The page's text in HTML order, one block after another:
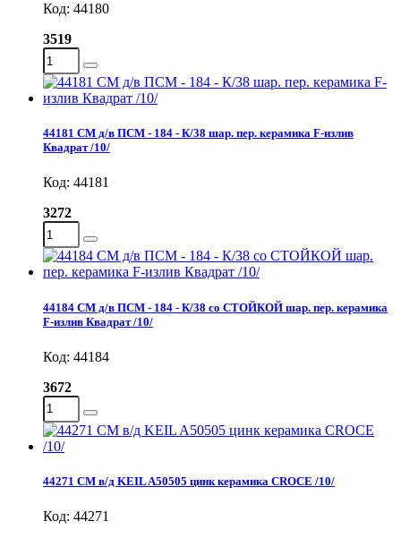
Код: 44180
3519
44181 СМ д/в ПСМ - 184 - К/38 шар. пер. керамика F-излив
Квадрат /10/
Код: 44181
3272
44184 СМ д/в ПСМ - 184 - К/38 со СТОЙКОЙ шар. пер. керамика
F-излив Квадрат /10/
Код: 44184
3672
44271 СМ в/д KEIL A50505 цинк керамика CROCE /10/
Код: 44271